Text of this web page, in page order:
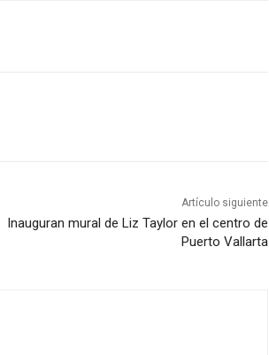
Artículo siguiente
Inauguran mural de Liz Taylor en el centro de
Puerto Vallarta